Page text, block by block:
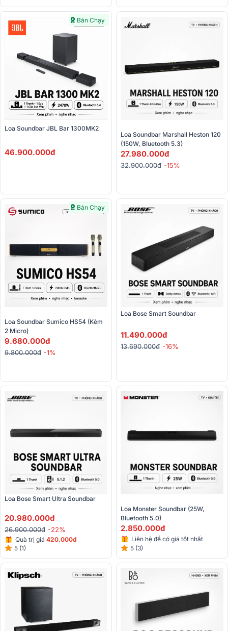
Bán Chạy
Loa Soundbar JBL Bar 1300MK2
46.900.000đ
Loa Soundbar Marshall Heston 120
(150W, Bluetooth 5.3)
27.980.000đ
32.900.000đ -15%
Bán Chạy
Loa Soundbar Sumico HS54 (kèm
2 Micro)
9.680.000đ
9.800.000đ -1%
Loa Bose Smart Soundbar
11.490.000đ
13.690.000đ -16%
Loa Bose Smart Ultra Soundbar
20.980.000đ
26.900.000đ -22%
Quà trị giá 420.000đ
5 (1)
Loa Monster Soundbar (25W,
Bluetooth 5.0)
2.850.000đ
Liên hệ để có giá tốt nhất
5 (3)